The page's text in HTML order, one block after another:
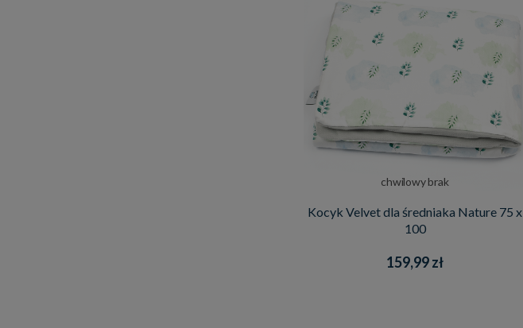
chwilowy brak
Kocyk Velvet dla średniaka Nature 75 x
100
159,99 zł